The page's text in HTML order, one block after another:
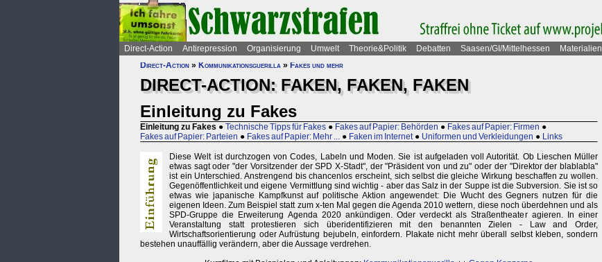
Direct-Action Antirepression Organisierung Umwelt Theorie&Politik Debatten Saasen/GI/Mittelhessen Materialien
Direct-Action » Kommunikationsguerilla » Fakes und mehr
DIRECT-ACTION: FAKEN, FAKEN, FAKEN
Einleitung zu Fakes
Einleitung zu Fakes ● Technische Tipps für Fakes ● Fakes auf Papier: Behörden ● Fakes auf Papier: Firmen ●
Fakes auf Papier: Parteien ● Fakes auf Papier: Mehr ... ● Faken im Internet ● Uniformen und Verkleidungen ● Links
Diese Welt ist durchzogen von Codes, Labeln und Moden. Sie ist aufgeladen voll Autorität. Ob Lieschen Müller
etwas sagt oder "der Vorsitzender der SPD X-Stadt", der "Präsident von und zu" oder der "Direktor der blablabla"
ist ein Unterschied. Anstrengend bis chancenlos erscheint, sich selbst die gleiche Wirkung beschaffen zu wollen.
Gegenöffentlichkeit und eigene Vermittlung sind wichtig - aber das Salz in der Suppe ist die Subversion. Sie ist so
etwas wie japanische Kampfkunst auf politische Aktion angewendet: Die Wucht des Gegners nutzen für die
eigenen Ideen. Zum Beispiel statt zum x-ten Mal gegen die Agenda 2010 wettern, diese noch überdehnen und als
SPD-Gruppe die Erweiterung Agenda 2020 ankündigen. Oder verdeckt als Straßentheater agieren. In einer
Veranstaltung statt protestieren sich überidentifizieren mit den benannten Zielen - Law and Order,
Wirtschaftsorientierung oder Aufrüstung bejubeln, einfordern. Plakate nicht mehr überall selbst kleben, sondern
bestehen unauffällig verändern, aber die Aussage verdrehen.